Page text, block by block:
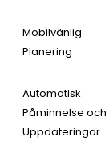
Mobilvänlig
Planering
Automatisk
Påminnelse och
Uppdateringar